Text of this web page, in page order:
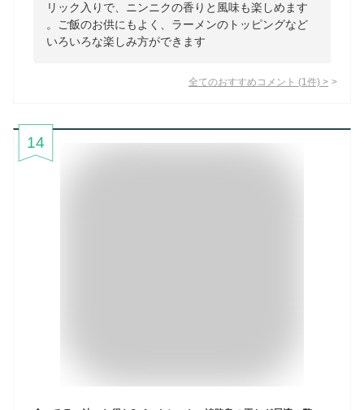
リック入りで、ニンニクの香りと風味も楽しめます
。ご飯のお供にもよく、ラーメンのトッピングなど
いろいろな楽しみ方ができます
全てのおすすめコメント (1 件) >
14